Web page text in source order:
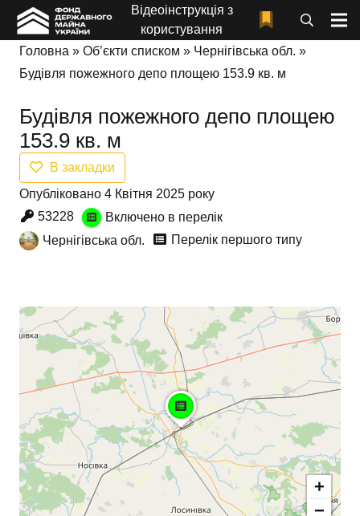
Відеоінструкція з
користування
Головна » Об’єкти списком » Чернігівська обл. »
Будівля пожежного депо площею 153.9 кв. м
Будівля пожежного депо площею
153.9 кв. м
В закладки
Опубліковано 4 Квітня 2025 року
53228
Включено в перелік
Чернігівська обл.
Перелік першого типу
+
−